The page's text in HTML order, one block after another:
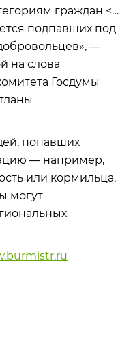
граждан <…
подпавших под
—
на слова
Госдумы
попавших
— например,
или кормильца.
могут